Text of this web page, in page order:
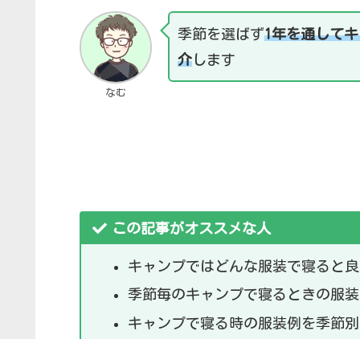
なむ
季節を選ばず1年を通して
介 します
この記事がオススメな人
キャンプではどんな服装で寝ると
季節毎のキャンプで寝るときの服
キャンプで寝る時の服装例を季節